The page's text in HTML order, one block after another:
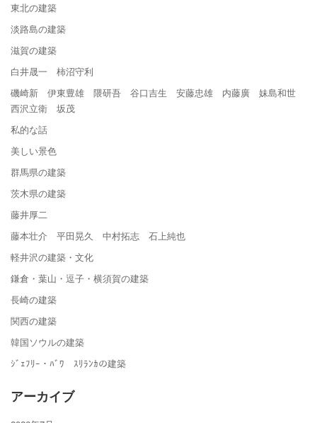
東北の建築
淡路島の建築
滋賀の建築
白井晟一 柿沼守利
磯崎新 伊東豊雄 隈研吾 谷口吉生 安藤忠雄 内藤廣 妹島和世
西沢立衛 坂茂
私的な話
美しい景色
群馬県の建築
茨木県の建築
藤井厚二
藤本壮介 平田晃久 中村拓志 石上純也
軽井沢の建築・文化
鎌倉・葉山・逗子・横須賀の建築
長崎の建築
関西の建築
韓国ソウルの建築
ｼﾞｪﾌﾘｰ・ﾊﾞﾜ ｽﾘﾗﾝｶの建築
アーカイブ